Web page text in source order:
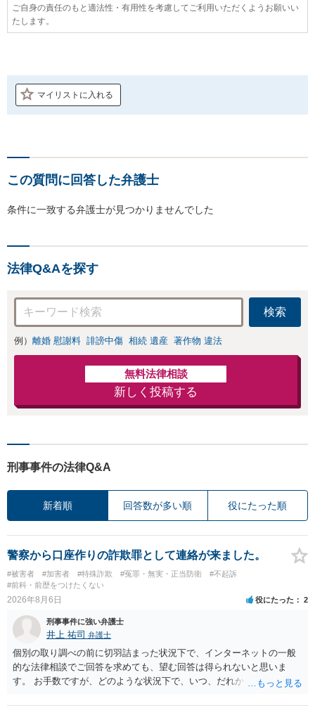
ご自身の責任のもと適法性・有用性を考慮してご利用いただくようお願いい
たします。
マイリストに入れる
この質問に回答した弁護士
条件に一致する弁護士が見つかりませんでした
法律Q&Aを探す
検索
例） 離婚 慰謝料 誹謗中傷 相続 遺産 著作物 違法
無料法律相談
新しく投稿する
刑事事件の法律Q&A
新着順 回答数が多い順 役にたった順
警察から口座作りの詐欺罪として連絡が来ました。
#被害者 #加害者 #特殊詐欺 #冤罪・無実・正当防衛
#不起訴
#前科・前歴をつけたくない
2026年8月6日 役にたった 2
刑事事件に強い弁護士
井上 祐司 弁護士
個別の取り調べの前に切羽詰まった状況下で、インターネットの一般
的な法律相談でご回答を求めても、望む回答は得られないと思いま
す。 お手数ですが、どのような状況下で、いつ、だれからどのような